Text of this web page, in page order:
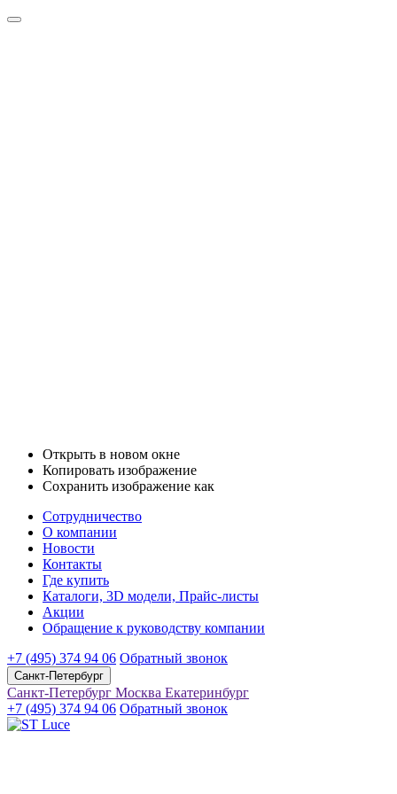
Открыть в новом окне
Копировать изображение
Сохранить изображение как
Сотрудничество
О компании
Новости
Контакты
Где купить
Каталоги, 3D модели, Прайс-листы
Акции
Обращение к руководству компании
+7 (495) 374 94 06 Обратный звонок
Санкт-Петербург
Санкт-Петербург Москва Екатеринбург
+7 (495) 374 94 06 Обратный звонок